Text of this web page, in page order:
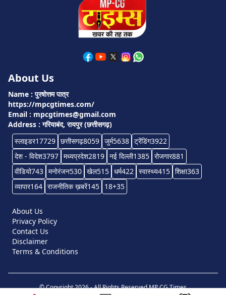
About Us
Name : पुरषोत्तम पात्र
https://mpcgtimes.com/
Email : mpcgtimes@gmail.com
Address : गरियाबंद, रायपुर (छत्तीसगढ़)
स्लाइडर17729 छत्तीसगढ़8059 जुर्म5638 ट्रेंडिंग3922
देश - विदेश3797 मध्यप्रदेश2819 नई दिल्ली1385 रोजगार881
वीडियो743 मनोरंजन530 खेल515 धर्म422 स्वास्थ्य415 शिक्षा363
व्यापार164 राजनीतिक ख़बरें145 18+35
About Us
Privacy Policy
Contact Us
Disclaimer
Terms & Conditions
© Copyright 2026 - All Rights ReservedMP CG Times